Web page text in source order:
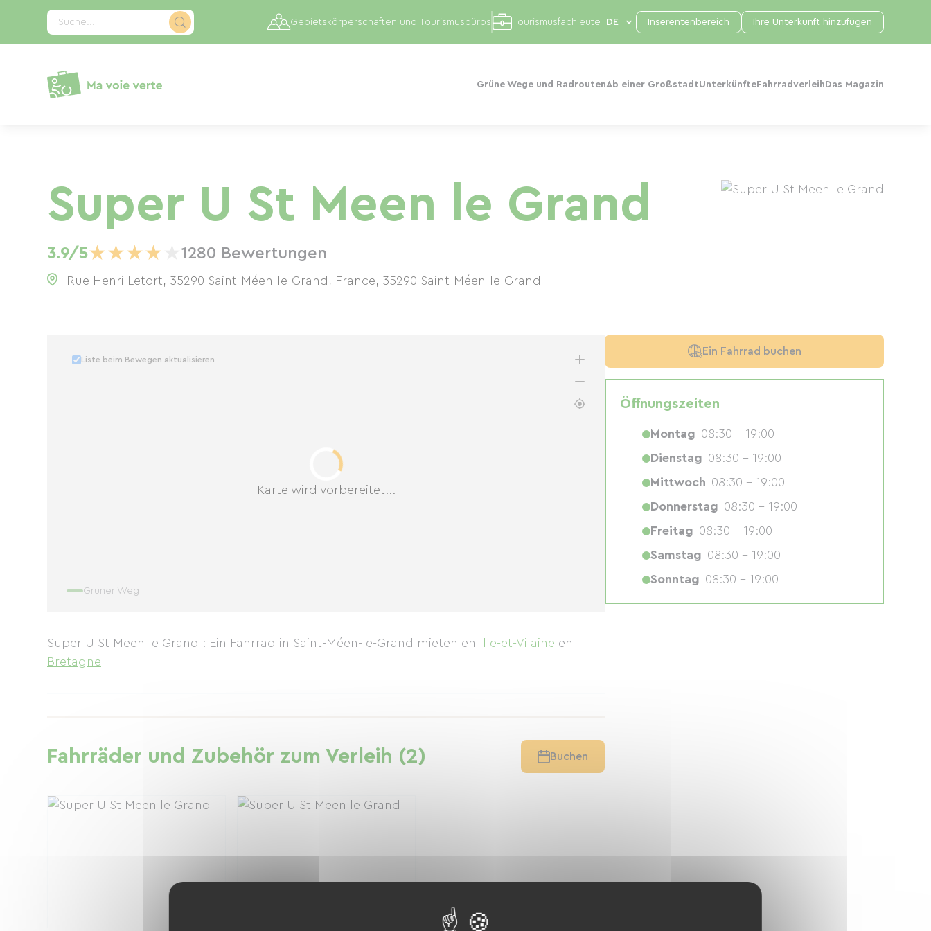
Suche...
Grüne Wege und RadroutenAb einer GroßstadtUnterkünfte Fahrradverleih Das Magazin
Gebietskörperschaften und Tourismusbüros Tourismusfachleute Inserentenbereich Ihre Unterkunft hinzufügen
Super U St Meen le Grand
3.9/5★★★★ 1280 Bewertungen
Rue Henri Letort, 35290 Saint-Méen-le-Grand, France, 35290 Saint-Méen-le-Grand
Karte wird vorbereitet...
Liste beim Bewegen aktualisieren
Grüner Weg
Super U St Meen le Grand : Ein Fahrrad in Saint-Méen-le-Grand mieten en Ille-et-Vilaine en
Bretagne
Fahrräder und Zubehör zum Verleih (2) Buchen
Ein Fahrrad buchen
Öffnungszeiten
Montag 08:30 - 19:00
Dienstag 08:30 - 19:00
Mittwoch 08:30 - 19:00
Donnerstag 08:30 - 19:00
Freitag 08:30 - 19:00
Samstag 08:30 - 19:00
Sonntag 08:30 - 19:00
Cookie-Einstellungen